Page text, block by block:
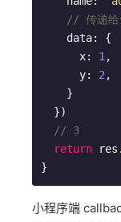
// 传递给
      x:
1 ,
      y:
2 ,
// 3
return
小程序端